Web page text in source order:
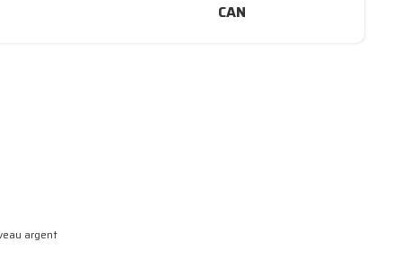
CAN
argent